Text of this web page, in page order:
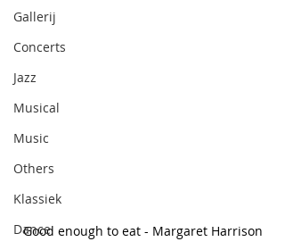
Gallerij
Concerts
Jazz
Musical
Music
Others
Klassiek
Dance
Good enough to eat - Margaret Harrison